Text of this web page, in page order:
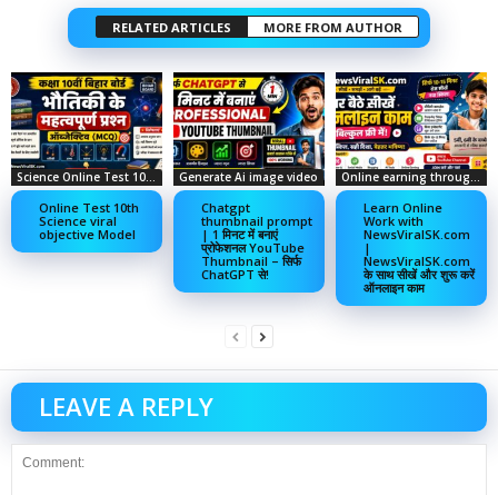
RELATED ARTICLES MORE FROM AUTHOR
Online Test 10th
Science viral
objective Model
Generate Ai image video
Chatgpt
thumbnail prompt
| 1 मिनट में बनाएं
प्रोफेशनल YouTube
Thumbnail – सिर्फ
ChatGPT से!
Learn Online
Work with
NewsViralSK.com
|
NewsViralSK.com
के साथ सीखें और शुरू करें
ऑनलाइन काम
LEAVE A REPLY